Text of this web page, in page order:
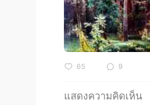
65 9
แสดงความคิดเห็น